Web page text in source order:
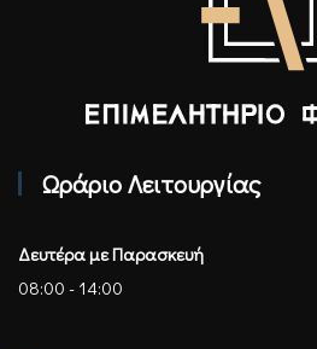
Ωράριο Λειτουργίας
Δευτέρα με Παρασκευή
08:00 - 14:00